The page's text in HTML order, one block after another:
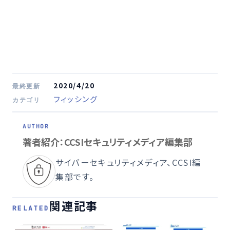
最終更新 2020/4/20
カテゴリ フィッシング
著者紹介：CCSIセキュリティメディア編集部
サイバーセキュリティメディア、CCSI編
集部です。
RELATED 関連記事